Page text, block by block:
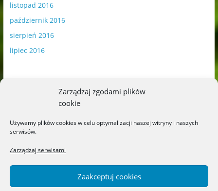
Zarządzaj zgodami plików
cookie
Używamy plików cookies w celu optymalizacji naszej witryny i naszych
serwisów.
Zarządzaj serwisami
Zaakceptuj cookies
listopad 2016
październik 2016
sierpień 2016
lipiec 2016